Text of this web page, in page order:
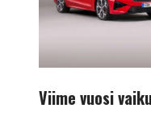
Viime vuosi